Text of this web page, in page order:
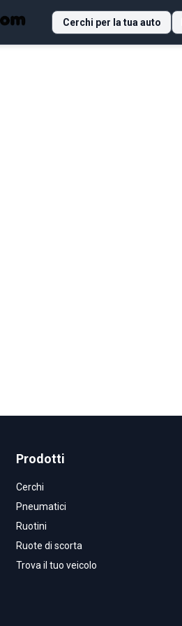
Cerchi per la tua auto
Prodotti
Cerchi
Pneumatici
Ruotini
Ruote di scorta
Trova il tuo veicolo